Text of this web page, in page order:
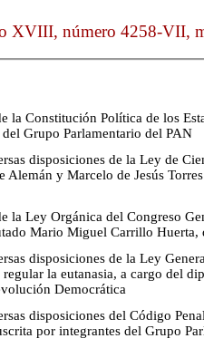
XVIII, número 4258-VII,
la Constitución Política de los
Grupo Parlamentario del PAN
disposiciones de la Ley de
Alemán y Marcelo de Jesús
la Ley Orgánica del Congreso
Mario Miguel Carrillo Huerta,
disposiciones de la Ley
la eutanasia, a cargo del
Democrática
disposiciones del Código
por integrantes del Grupo